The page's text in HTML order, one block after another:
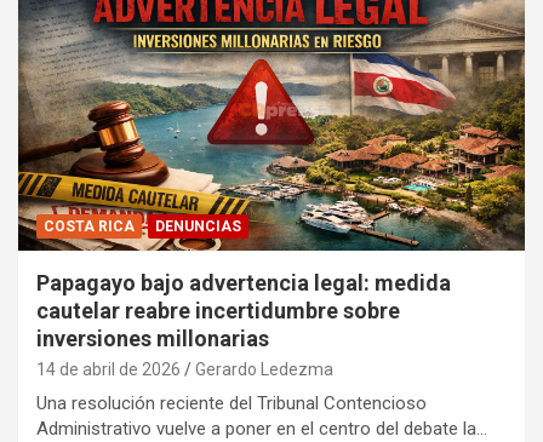
COSTA RICA DENUNCIAS
Papagayo bajo advertencia legal: medida
cautelar reabre incertidumbre sobre
inversiones millonarias
14 de abril de 2026 Gerardo Ledezma
Una resolución reciente del Tribunal Contencioso
Administrativo vuelve a poner en el centro del debate la…